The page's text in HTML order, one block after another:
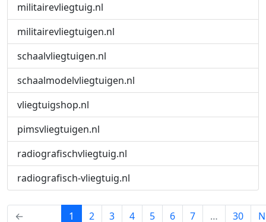
militairevliegtuig.nl
militairevliegtuigen.nl
schaalvliegtuigen.nl
schaalmodelvliegtuigen.nl
vliegtuigshop.nl
pimsvliegtuigen.nl
radiografischvliegtuig.nl
radiografisch-vliegtuig.nl
←
1 (current)
2 3 4 5 6 7 … 30